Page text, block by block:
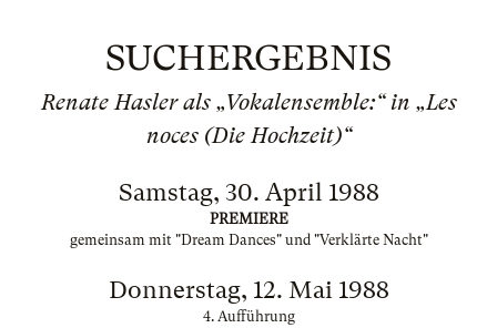
SUCHERGEBNIS
Renate Hasler als „Vokalensemble:“ in „Les
noces (Die Hochzeit)“
Samstag, 30. April 1988
PREMIERE
gemeinsam mit "Dream Dances" und "Verklärte Nacht"
Donnerstag, 12. Mai 1988
4. Aufführung